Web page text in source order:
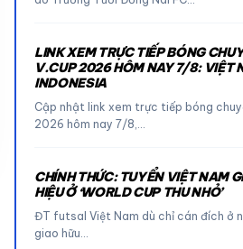
LINK XEM TRỰC TIẾP BÓNG
V.CUP 2026 HÔM NAY 7/8: VIỆT
INDONESIA
Cập nhật link xem trực tiếp bóng
2026 hôm nay 7/8,…
CHÍNH THỨC: TUYỂN VIỆT NAM
HIỆU Ở ‘WORLD CUP THU NHỎ’
ĐT futsal Việt Nam dù chỉ cán đích ở
giao hữu…